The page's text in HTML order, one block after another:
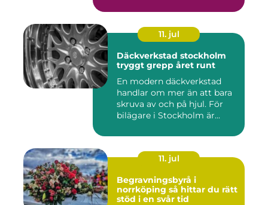
11. jul
Däckverkstad stockholm
tryggt grepp året runt
En modern däckverkstad
handlar om mer än att bara
skruva av och på hjul. För
bilägare i Stockholm är...
11. jul
Begravningsbyrå i
norrköping så hittar du rätt
stöd i en svår tid